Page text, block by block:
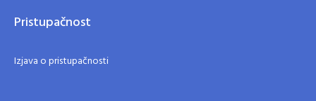
Pristupačnost
Izjava o pristupačnosti